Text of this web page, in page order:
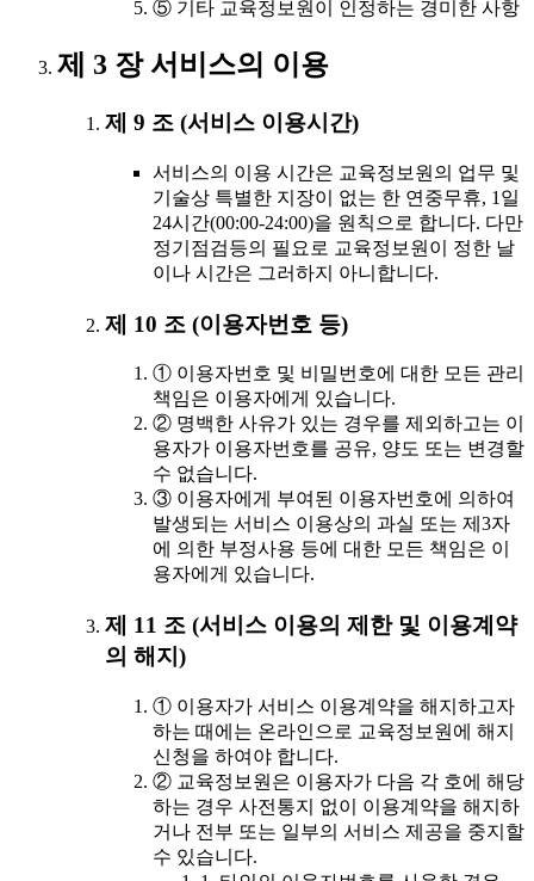
⑤ 기타 교육정보원이 인정하는 경미한 사항
제 3 장 서비스의 이용
제 9 조 (서비스 이용시간)
서비스의 이용 시간은 교육정보원의 업무 및
기술상 특별한 지장이 없는 한 연중무휴, 1일
24시간(00:00-24:00)을 원칙으로 합니다. 다만
정기점검등의 필요로 교육정보원이 정한 날
이나 시간은 그러하지 아니합니다.
제 10 조 (이용자번호 등)
① 이용자번호 및 비밀번호에 대한 모든 관리
책임은 이용자에게 있습니다.
② 명백한 사유가 있는 경우를 제외하고는 이
용자가 이용자번호를 공유, 양도 또는 변경할
수 없습니다.
③ 이용자에게 부여된 이용자번호에 의하여
발생되는 서비스 이용상의 과실 또는 제3자
에 의한 부정사용 등에 대한 모든 책임은 이
용자에게 있습니다.
제 11 조 (서비스 이용의 제한 및 이용계약
의 해지)
① 이용자가 서비스 이용계약을 해지하고자
하는 때에는 온라인으로 교육정보원에 해지
신청을 하여야 합니다.
② 교육정보원은 이용자가 다음 각 호에 해당
하는 경우 사전통지 없이 이용계약을 해지하
거나 전부 또는 일부의 서비스 제공을 중지할
수 있습니다.